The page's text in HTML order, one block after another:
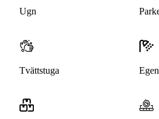
Ugn
Tvättstuga